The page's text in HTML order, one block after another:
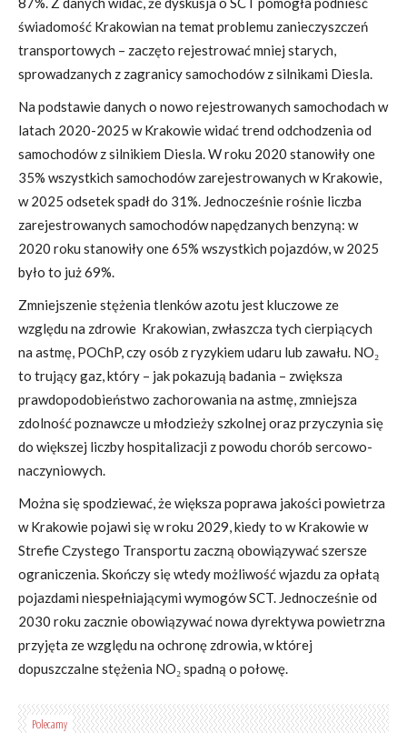
świadomość Krakowian na temat problemu zanieczyszczeń
transportowych – zaczęto rejestrować mniej starych,
sprowadzanych z zagranicy samochodów z silnikami Diesla.
Na podstawie danych o nowo rejestrowanych samochodach w
latach 2020-2025 w Krakowie widać trend odchodzenia od
samochodów z silnikiem Diesla. W roku 2020 stanowiły one
35% wszystkich samochodów zarejestrowanych w Krakowie,
w 2025 odsetek spadł do 31%. Jednocześnie rośnie liczba
zarejestrowanych samochodów napędzanych benzyną: w
2020 roku stanowiły one 65% wszystkich pojazdów, w 2025
było to już 69%.
Zmniejszenie stężenia tlenków azotu jest kluczowe ze
względu na zdrowie Krakowian, zwłaszcza tych cierpiących
na astmę, POChP, czy osób z ryzykiem udaru lub zawału. NO₂
to trujący gaz, który – jak pokazują badania – zwiększa
prawdopodobieństwo zachorowania na astmę, zmniejsza
zdolność poznawcze u młodzieży szkolnej oraz przyczynia się
do większej liczby hospitalizacji z powodu chorób sercowo-
naczyniowych.
Można się spodziewać, że większa poprawa jakości powietrza
w Krakowie pojawi się w roku 2029, kiedy to w Krakowie w
Strefie Czystego Transportu zaczną obowiązywać szersze
ograniczenia. Skończy się wtedy możliwość wjazdu za opłatą
pojazdami niespełniającymi wymogów SCT. Jednocześnie od
2030 roku zacznie obowiązywać nowa dyrektywa powietrzna
przyjęta ze względu na ochronę zdrowia, w której
dopuszczalne stężenia NO₂ spadną o połowę.
Polecamy